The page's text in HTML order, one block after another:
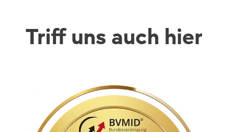
Triff uns auch hier